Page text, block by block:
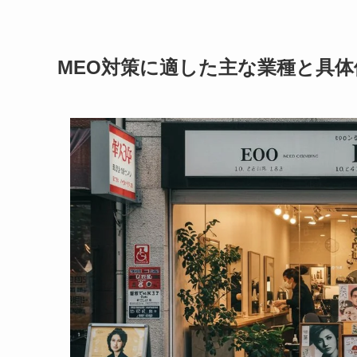
MEO対策に適した主な業種と具